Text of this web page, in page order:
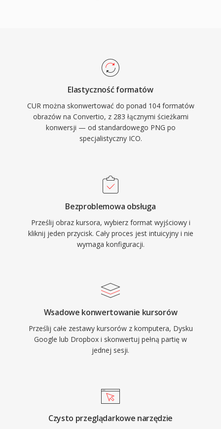
Elastyczność formatów
CUR można skonwertować do ponad 104 formatów
obrazów na Convertio, z 283 łącznymi ścieżkami
konwersji — od standardowego PNG po
specjalistyczny ICO.
Bezproblemowa obsługa
Prześlij obraz kursora, wybierz format wyjściowy i
kliknij jeden przycisk. Cały proces jest intuicyjny i nie
wymaga konfiguracji.
Wsadowe konwertowanie kursorów
Prześlij całe zestawy kursorów z komputera, Dysku
Google lub Dropbox i skonwertuj pełną partię w
jednej sesji.
Czysto przeglądarkowe narzędzie